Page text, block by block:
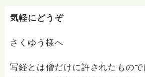
気軽にどうぞ
さくゆう様へ
写経とは僧だけに許されたもので